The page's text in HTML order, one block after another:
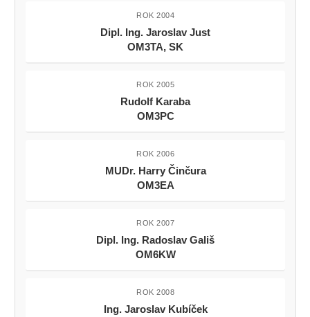
ROK 2004
Dipl. Ing. Jaroslav Just
OM3TA, SK
ROK 2005
Rudolf Karaba
OM3PC
ROK 2006
MUDr. Harry Činčura
OM3EA
ROK 2007
Dipl. Ing. Radoslav Gališ
OM6KW
ROK 2008
Ing. Jaroslav Kubíček